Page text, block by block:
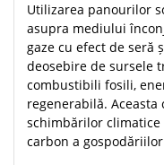
Utilizarea panourilor
asupra mediului
gaze cu efect de seră
deosebire de sursele
combustibili fosili,
regenerabilă.
schimbărilor
carbon a